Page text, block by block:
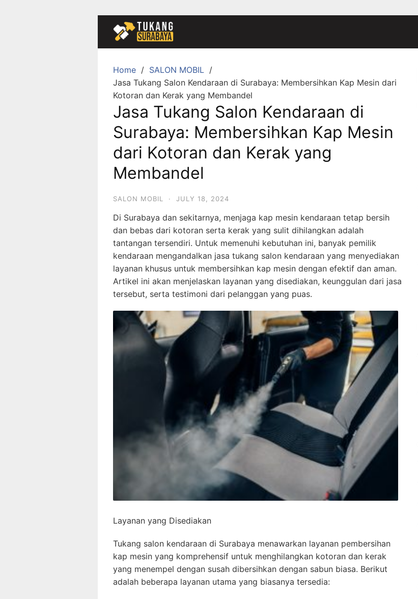
Home
SALON MOBIL
Jasa Tukang Salon Kendaraan di Surabaya: Membersihkan Kap Mesin dari
Kotoran dan Kerak yang Membandel
Jasa Tukang Salon Kendaraan di
Surabaya: Membersihkan Kap Mesin
dari Kotoran dan Kerak yang
Membandel
SALON MOBIL · JULY 18, 2024
Di Surabaya dan sekitarnya, menjaga kap mesin kendaraan tetap bersih
dan bebas dari kotoran serta kerak yang sulit dihilangkan adalah
tantangan tersendiri. Untuk memenuhi kebutuhan ini, banyak pemilik
kendaraan mengandalkan jasa tukang salon kendaraan yang menyediakan
layanan khusus untuk membersihkan kap mesin dengan efektif dan aman.
Artikel ini akan menjelaskan layanan yang disediakan, keunggulan dari jasa
tersebut, serta testimoni dari pelanggan yang puas.
Layanan yang Disediakan
Tukang salon kendaraan di Surabaya menawarkan layanan pembersihan
kap mesin yang komprehensif untuk menghilangkan kotoran dan kerak
yang menempel dengan susah dibersihkan dengan sabun biasa. Berikut
adalah beberapa layanan utama yang biasanya tersedia: